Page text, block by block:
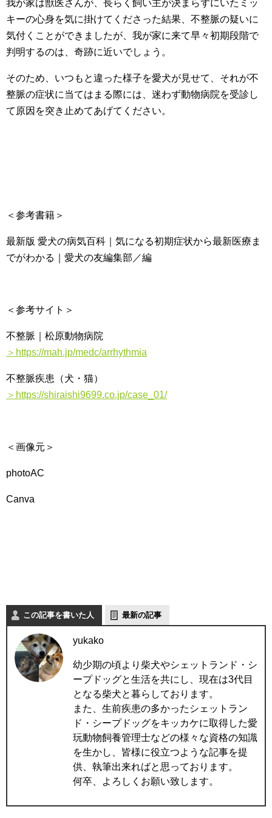
我が家は獣医さんが、長らく飼い主が決まらずにいたミッ
キーの心身を気に掛けてくださった結果、不整脈の疑いに
気付くことができましたが、我が家に来て早々初期段階で
判明するのは、奇跡に近いでしょう。
そのため、いつもと違った様子を愛犬が見せて、それが不
整脈の症状に当てはまる際には、迷わず動物病院を受診し
て原因を突き止めてあげてください。
＜参考書籍＞
最新版 愛犬の病気百科｜気になる初期症状から最新医療ま
でがわかる｜愛犬の友編集部／編
＜参考サイト＞
不整脈｜松原動物病院
＞https://mah.jp/medc/arrhythmia
不整脈疾患（犬・猫）
＞https://shiraishi9699.co.jp/case_01/
＜画像元＞
photoAC
Canva
この記事を書いた人 最新の記事
yukako
幼少期の頃より柴犬やシェットランド・シ
ープドッグと生活を共にし、現在は3代目
となる柴犬と暮らしております。
また、生前疾患の多かったシェットラン
ド・シープドッグをキッカケに取得した愛
玩動物飼養管理士などの様々な資格の知識
を生かし、皆様に役立つような記事を提
供、執筆出来ればと思っております。
何卒、よろしくお願い致します。